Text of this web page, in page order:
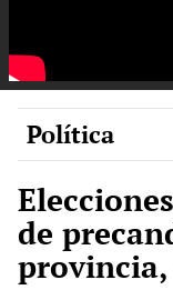
Política
de